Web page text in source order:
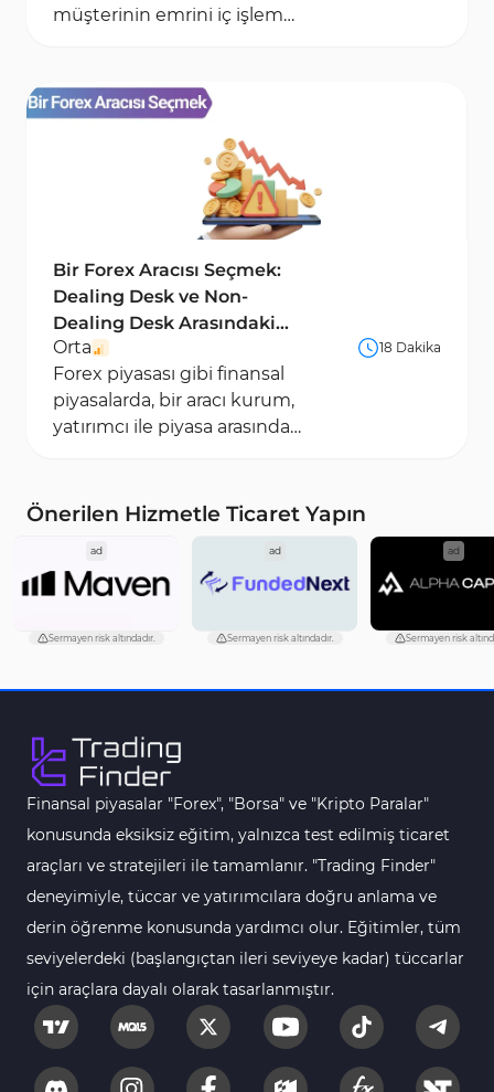
müşterinin emrini iç işlem
Bir Forex Aracısı Seçmek:
Dealing Desk ve Non-
Dealing Desk Arasındaki
Farklar
Orta 18 Dakika
Forex piyasası gibi finansal
piyasalarda, bir aracı kurum,
yatırımcı ile piyasa arasında
Önerilen Hizmetle Ticaret Yapın
ad
Sermayen risk altındadır.
ad
Sermayen risk altındadır.
ad
Sermayen risk
Finansal piyasalar "Forex", "Borsa" ve "Kripto Paralar"
konusunda eksiksiz eğitim, yalnızca test edilmiş ticaret
araçları ve stratejileri ile tamamlanır. "Trading Finder"
deneyimiyle, tüccar ve yatırımcılara doğru anlama ve
derin öğrenme konusunda yardımcı olur. Eğitimler, tüm
seviyelerdeki (başlangıçtan ileri seviyeye kadar) tüccarlar
için araçlara dayalı olarak tasarlanmıştır.